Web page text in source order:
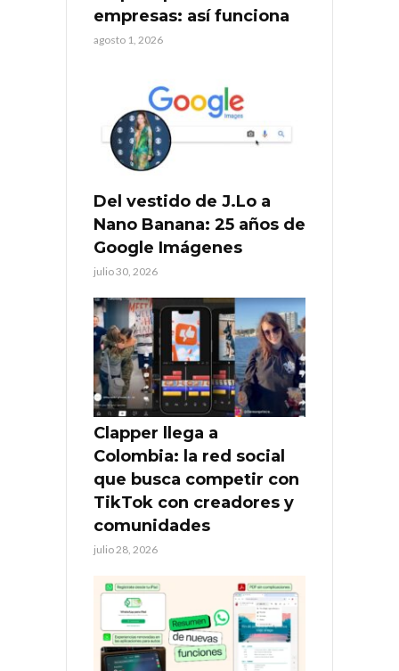
empresas: así funciona
agosto 1, 2026
Del vestido de J.Lo a
Nano Banana: 25 años de
Google Imágenes
julio 30, 2026
Clapper llega a
Colombia: la red social
que busca competir con
TikTok con creadores y
comunidades
julio 28, 2026